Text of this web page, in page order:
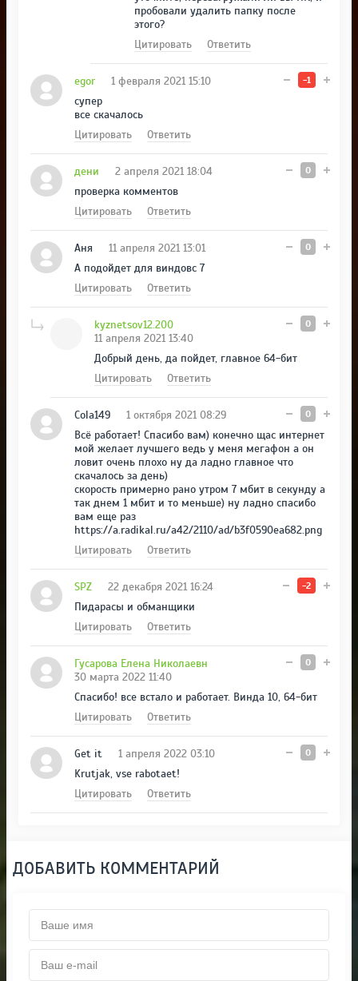
пробовали удалить папку после
этого?
Цитировать
Ответить
-1
egor
1 февраля 2021 15:10
супер
все скачалось
Цитировать
Ответить
0
дени
2 апреля 2021 18:04
проверка комментов
Цитировать
Ответить
0
Аня
11 апреля 2021 13:01
А подойдет для виндовс 7
Цитировать
Ответить
0
kyznetsov12.200
11 апреля 2021 13:40
Добрый день, да пойдет, главное 64-бит
Цитировать
Ответить
0
Cola149
1 октября 2021 08:29
Всё работает! Спасибо вам) конечно щас интернет
мой желает лучшего ведь у меня мегафон а он
ловит очень плохо ну да ладно главное что
скачалось за день)
скорость примерно рано утром 7 мбит в секунду а
так днем 1 мбит и то меньше) ну ладно спасибо
вам еще раз
https://a.radikal.ru/a42/2110/ad/b3f0590ea682.png
Цитировать
Ответить
-2
SPZ
22 декабря 2021 16:24
Пидарасы и обманщики
Цитировать
Ответить
0
Гусарова Елена Николаевн
30 марта 2022 11:40
Спасибо! все встало и работает. Винда 10, 64-бит
Цитировать
Ответить
0
Get it
1 апреля 2022 03:10
Krutjak, vse rabotaet!
Цитировать
Ответить
ДОБАВИТЬ КОММЕНТАРИЙ